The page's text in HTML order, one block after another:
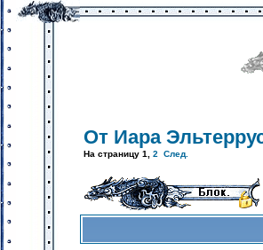
От Иара
На страницу 1 2 След.